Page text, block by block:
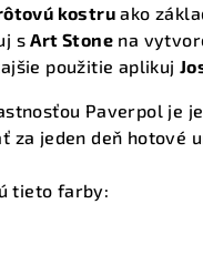
kostru ako
sArt Stone na
použitie aplikuj
Paverpol je
za jeden deň hotové
tieto farby: